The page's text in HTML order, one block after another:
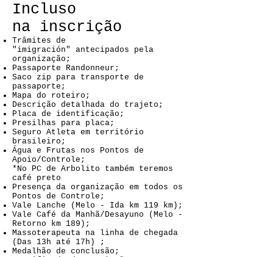
Incluso
na inscrição
Trâmites de
"imigración" antecipados pela
organização;
Passaporte Randonneur;
Saco zip para transporte de
passaporte;
Mapa do roteiro;
Descrição detalhada do trajeto;
Placa de identificação;
Presilhas para placa;
Seguro Atleta em território
brasileiro;
Água e Frutas nos Pontos de
Apoio/Controle;
*No PC de Arbolito também teremos
café preto
Presença da organização em todos os
Pontos de Controle;
Vale Lanche (Melo - Ida km 119 km);
Vale Café da Manhã/Desayuno (Melo -
Retorno km 189);
Massoterapeuta na linha de chegada
(Das 13h até 17h) ;
Medalhão de conclusão;